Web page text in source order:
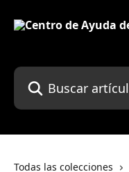
Buscar artículos...
Todas las colecciones